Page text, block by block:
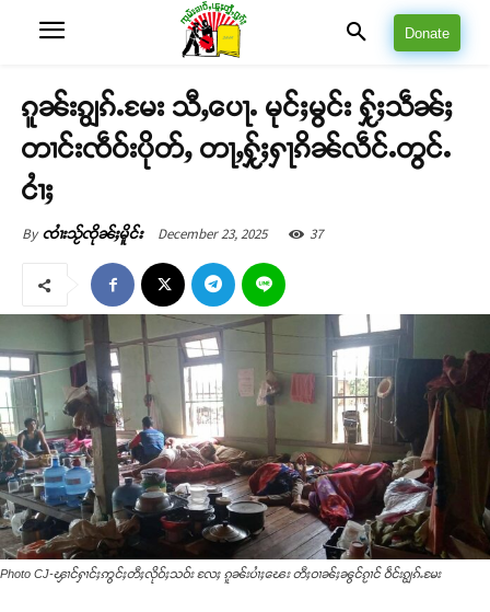
Donate
ၵူၼ်းၵျွၵ်ႉမႄး သီႇပေႃႉ မုင်ႈမွင်း ႁႂ်ႈသဵၼ်ႈ
တၢင်းၸဵဝ်းပိုတ်ႇ တႃႇႁႂ်ႈႁႃၵိၼ်လဵင်ႉတွင်ႉ
ငၢႆႈ
By ၸၢႆးသႂ်ၸိုၼ်ႈမိူင်း December 23, 2025 37
Photo CJ-ၾၢင်ႁၢင်ႈဢွင်ႈတီႈလိုဝ်ႈသဝ်း လႄႈ ၵူၼ်းပၢႆႈၽေး တီႈဝၢၼ်ႈၼွင်ၵႂၢင် ဝဵင်းၵျွၵ်ႉမႄး